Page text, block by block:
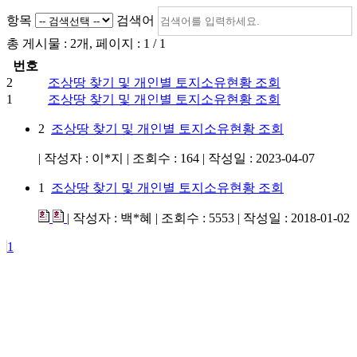
항목 검색어
총 게시물 : 2개, 페이지 : 1 / 1
번호
2
조상땅 찾기 및 개인별 토지소유현황 조회
1
조상땅 찾기 및 개인별 토지소유현황 조회
2 조상땅 찾기 및 개인별 토지소유현황 조회
| 작성자 : 이*지 | 조회수 : 164 | 작성일 : 2023-04-07
1 조상땅 찾기 및 개인별 토지소유현황 조회
| 작성자 : 백*혜 | 조회수 : 5553 | 작성일 : 2018-01-02
1